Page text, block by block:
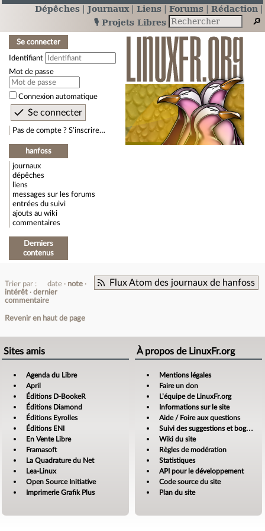
Dépêches Journaux Liens Forums
Rédaction
🎙️ Projets Libres
Se connecter
Identifiant
Mot de passe
Connexion automatique
Pas de compte ? S’inscrire…
hanfoss
journaux
dépêches
liens
messages sur les forums
entrées du suivi
ajouts au wiki
commentaires
Derniers
contenus
Flux Atom des journaux de hanfoss
Trier par : date
note
intérêt
dernier
commentaire
Revenir en haut de page
Sites amis
Agenda du Libre
April
Éditions D-BookeR
Éditions Diamond
Éditions Eyrolles
Éditions ENI
En Vente Libre
Framasoft
La Quadrature du Net
Lea-Linux
Open Source Initiative
Imprimerie Grafik Plus
À propos de LinuxFr.org
Mentions légales
Faire un don
L’équipe de LinuxFr.org
Informations sur le site
Aide / Foire aux questions
Suivi des suggestions et bogues
Wiki du site
Règles de modération
Statistiques
API pour le développement
Code source du site
Plan du site